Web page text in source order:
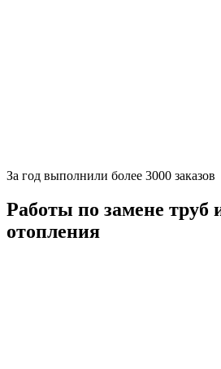
За год выполнили более 3000 заказов
Работы по замене труб
отопления